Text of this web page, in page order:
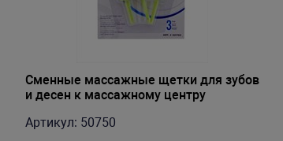
Сменные массажные щетки для зубов
и десен к массажному центру
Артикул: 50750